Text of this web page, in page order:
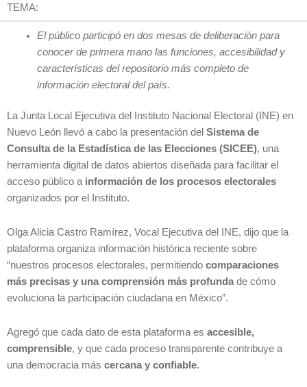
TEMA:
El público participó en dos mesas de deliberación para
conocer de primera mano las funciones, accesibilidad y
características del repositorio más completo de
información electoral del país.
La Junta Local Ejecutiva del Instituto Nacional Electoral (INE) en
Nuevo León llevó a cabo la presentación del Sistema de
Consulta de la Estadística de las Elecciones (SICEE), una
herramienta digital de datos abiertos diseñada para facilitar el
acceso público a información de los procesos electorales
organizados por el Instituto.
Olga Alicia Castro Ramírez, Vocal Ejecutiva del INE, dijo que la
plataforma organiza información histórica reciente sobre
“nuestros procesos electorales, permitiendo comparaciones
más precisas y una comprensión más profunda de cómo
evoluciona la participación ciudadana en México”.
Agregó que cada dato de esta plataforma es accesible,
comprensible, y que cada proceso transparente contribuye a
una democracia más cercana y confiable.